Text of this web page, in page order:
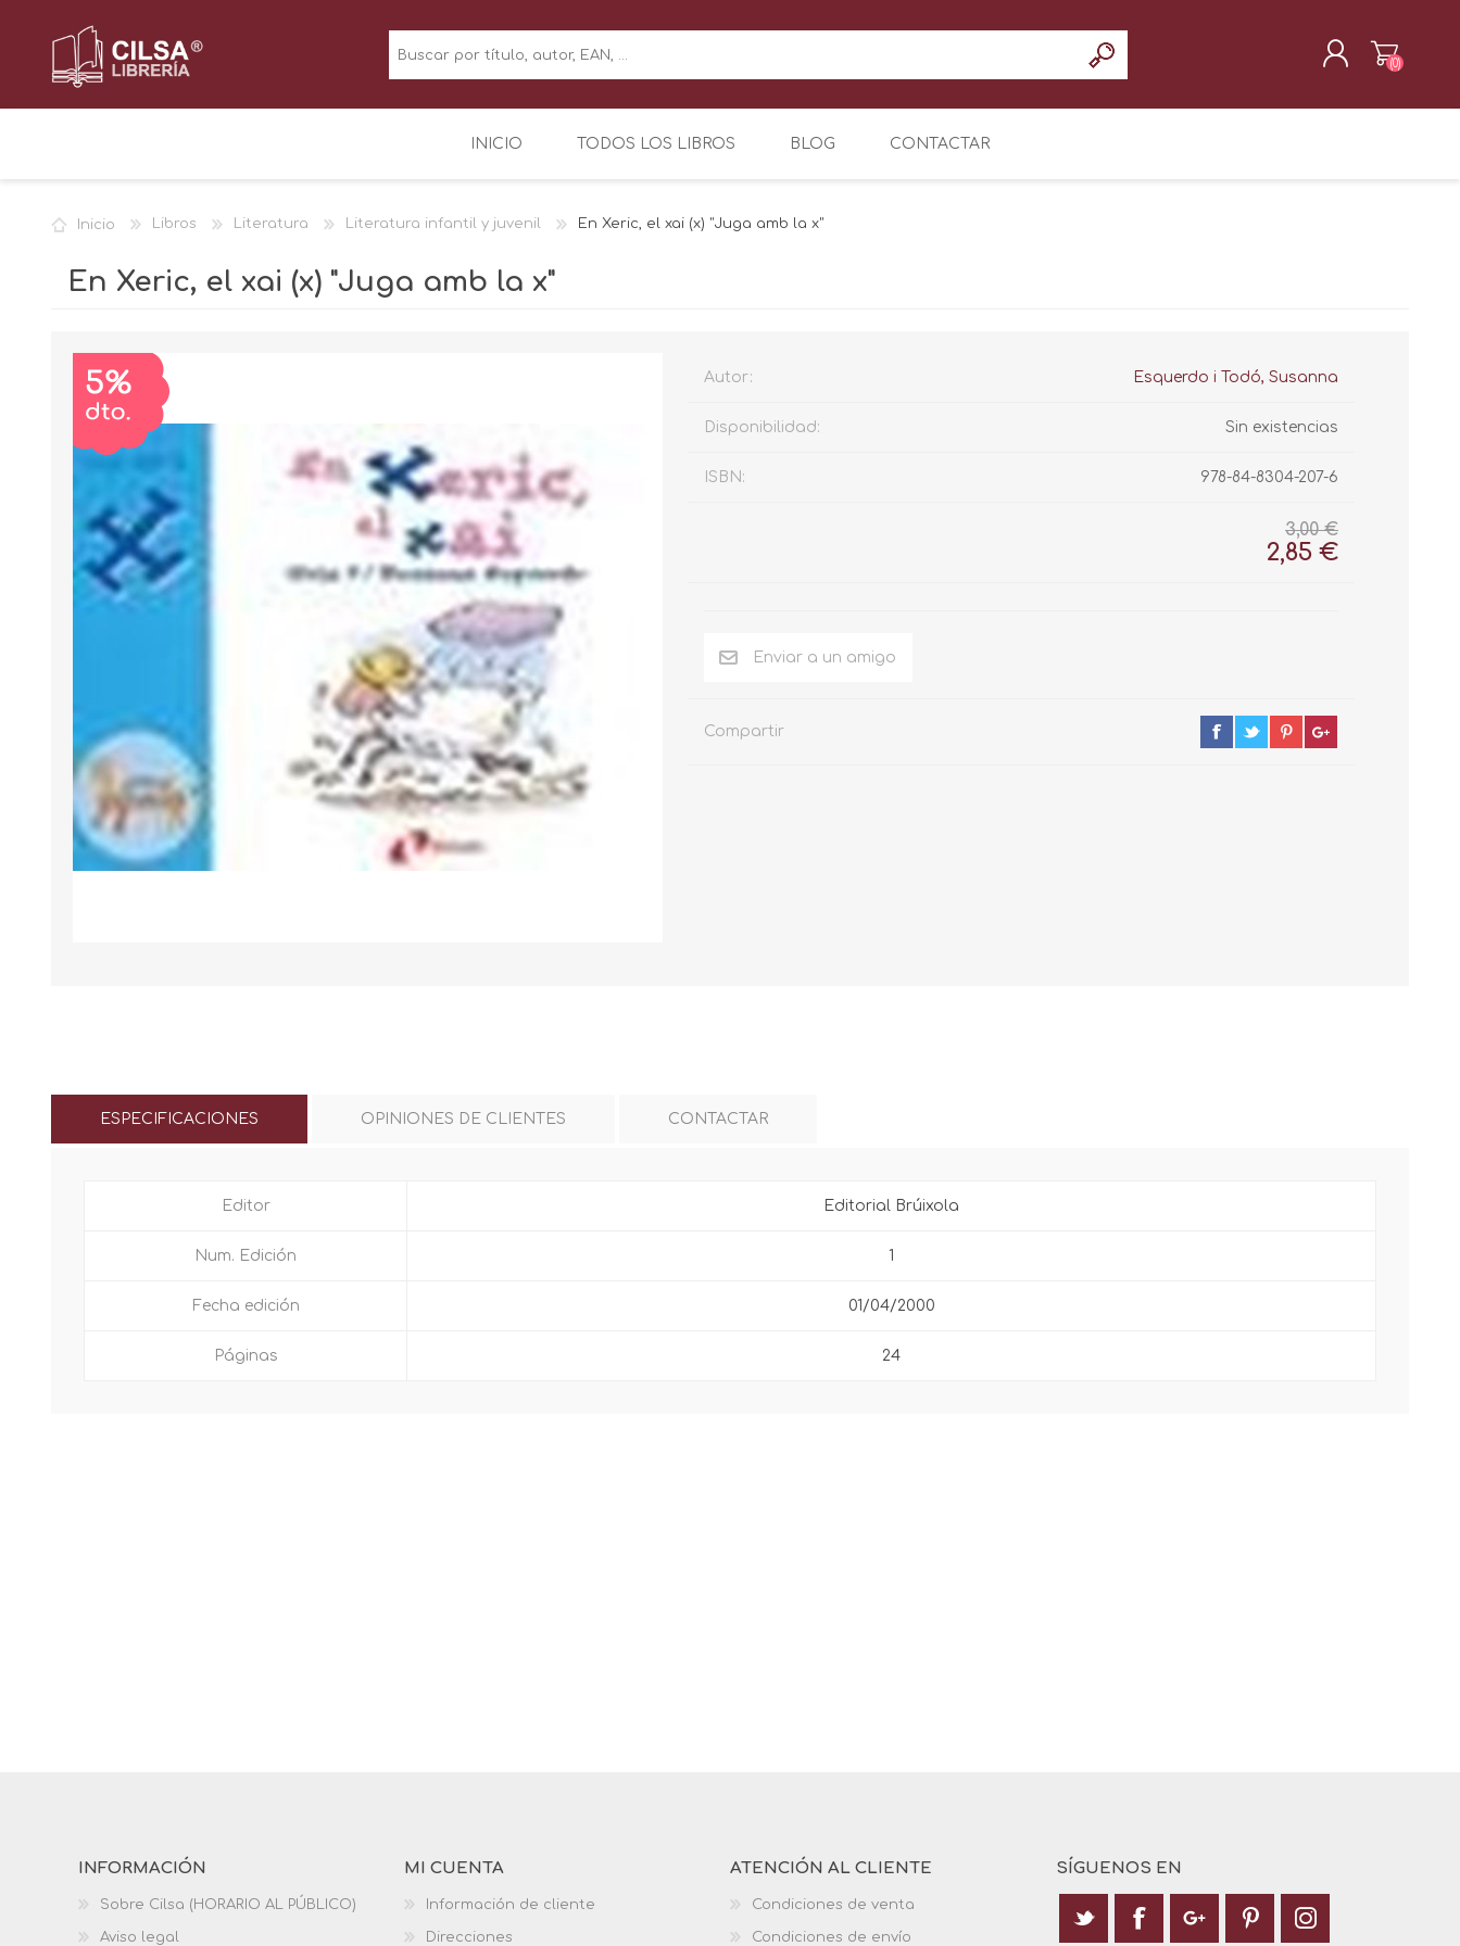
(0)
INICIO TODOS LOS LIBROS BLOG CONTACTAR
Inicio Libros Literatura Literatura infantil y juvenil En Xeric, el xai (x) "Juga amb la x"
En Xeric, el xai (x) "Juga amb la x"
Autor: Esquerdo i Todó, Susanna
Disponibilidad: Sin existencias
ISBN: 978-84-8304-207-6
3,00 €
2,85 €
Compartir
ESPECIFICACIONES OPINIONES DE CLIENTES CONTACTAR
Editor Editorial Brúixola
Num. Edición 1
Fecha edición 01/04/2000
Páginas 24
INFORMACIÓN
Sobre Cilsa (HORARIO AL PÚBLICO)
Aviso legal
MI CUENTA
Información de cliente
Direcciones
ATENCIÓN AL CLIENTE
Condiciones de venta
Condiciones de envío
SÍGUENOS EN